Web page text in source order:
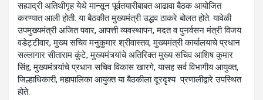
सह्याद्री अतिथीगृह येथे मान्सून पूर्वतयारीबाबत आढावा बैठक आयोजित
करण्यात आली होती. या बैठकीत मुख्यमंत्री उद्धव ठाकरे बोलत होते. यावेळी
उपमुख्यमंत्री अजित पवार, आपत्ती व्यवस्थापन, मदत व पुनर्वसन मंत्री विजय
वडेट्टीवार, मुख्य सचिव मनुकुमार श्रीवास्तव, मुख्यमंत्री कार्यालयाचे प्रधान
सल्लागार सीताराम कुंटे, मुख्यमंत्र्यांचे अतिरिक्त मुख्य सचिव आशिष कुमार
सिंह, मुख्यमंत्र्यांचे प्रधान सचिव विकास खारगे, यासह सर्व विभागीय आयुक्त,
जिल्हाधिकारी, महापालिका आयुक्त या बैठकीला दूरदृश्य प्रणालीद्वारे उपस्थित
होते.